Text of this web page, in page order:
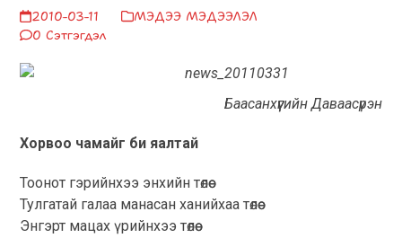
2010-03-11
МЭДЭЭ МЭДЭЭЛЭЛ
0 Сэтгэгдэл
Баасанхүүгийн Даваасүрэн
Хорвоо чамайг би яалтай
Тоонот гэрийнхээ энхийн төлөө
Тулгатай галаа манасан ханийхаа төлөө
Энгэрт мацах үрийнхээ төлөө